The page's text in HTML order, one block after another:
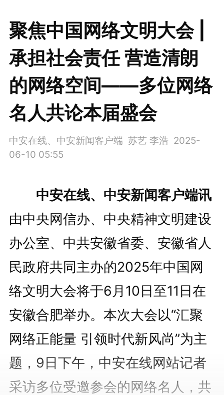
聚焦中国网络文明大会 |
承担社会责任 营造清朗
的网络空间——多位网络
名人共论本届盛会
中安在线、中安新闻客户端 苏艺 李浩 2025-
06-10 05:55
中安在线、中安新闻客户端讯
由中央网信办、中央精神文明建设
办公室、中共安徽省委、安徽省人
民政府共同主办的2025年中国网
络文明大会将于6月10日至11日在
安徽合肥举办。本次大会以“汇聚
网络正能量 引领时代新风尚”为主
题，9日下午，中安在线网站记者
采访多位受邀参会的网络名人，共